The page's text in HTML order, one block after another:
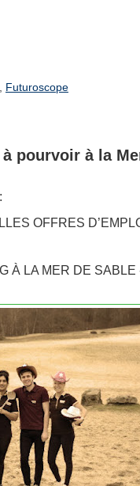
Futuroscope
pourvoir à la
OFFRES
À LA MER DE SABLE